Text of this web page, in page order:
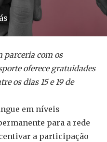
parceria com os
oferece gratuidades
os dias 15 e 19 de
em níveis
para a rede
a participação